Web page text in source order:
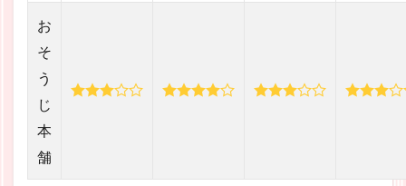
お
そ
う
じ
本
舗